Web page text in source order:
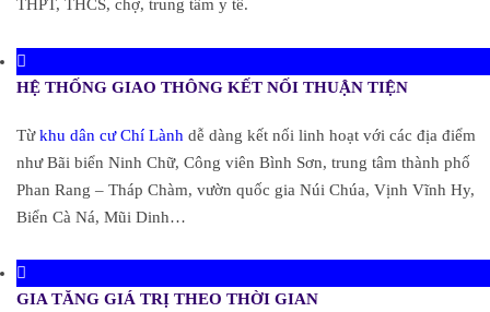
THPT, THCS, chợ, trung tâm y tế.
HỆ THỐNG GIAO THÔNG KẾT NỐI THUẬN TIỆN
Từkhu dân cư Chí Lành dễ dàng kết nối linh hoạt với các địa điểm
như Bãi biển Ninh Chữ, Công viên Bình Sơn, trung tâm thành phố
Phan Rang – Tháp Chàm, vườn quốc gia Núi Chúa, Vịnh Vĩnh Hy,
Biển Cà Ná, Mũi Dinh…
GIA TĂNG GIÁ TRỊ THEO THỜI GIAN